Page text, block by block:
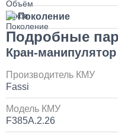
Поколение
Подробные
Кран-манипулятор
Производитель КМУ
Fassi
Модель КМУ
F385A.2.26